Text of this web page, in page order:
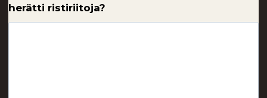
herätti ristiriitoja?